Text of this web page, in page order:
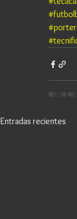
Entradas recientes